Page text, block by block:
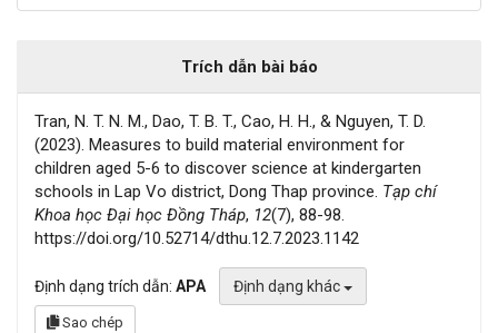
Trích dẫn bài báo
Tran, N. T. N. M., Dao, T. B. T., Cao, H. H., & Nguyen, T. D.
(2023). Measures to build material environment for
children aged 5-6 to discover science at kindergarten
schools in Lap Vo district, Dong Thap province. Tạp chí
Khoa học Đại học Đồng Tháp, 12(7), 88-98.
https://doi.org/10.52714/dthu.12.7.2023.1142
Định dạng trích dẫn: APA Định dạng khác
Sao chép